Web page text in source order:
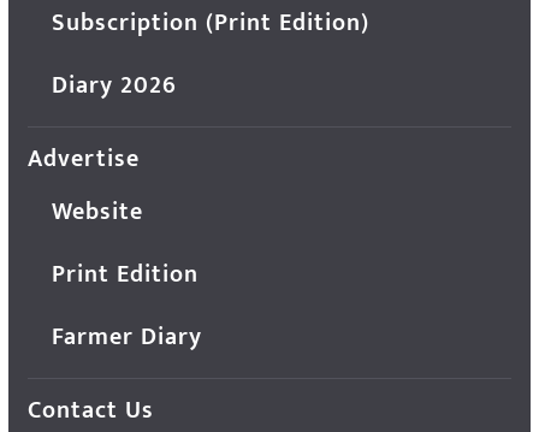
Subscription (Print Edition)
Diary 2026
Advertise
Website
Print Edition
Farmer Diary
Contact Us